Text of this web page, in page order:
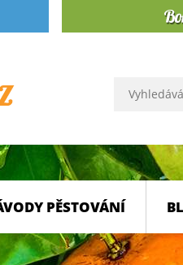
PĚSTOVÁNÍ